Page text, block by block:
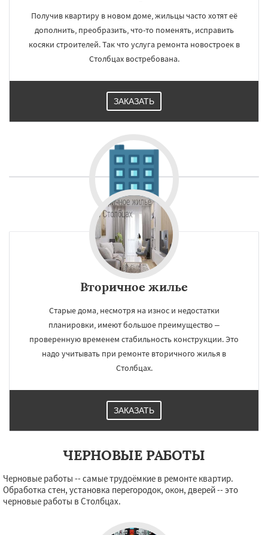
Работаем по
регионам
×
Получив квартиру в новом доме, жильцы часто хотят её
дополнить, преобразить, что-то поменять, исправить
косяки строителей. Так что услуга ремонта новостроек в
Столбцах востребована.
ЗАКАЗАТЬ
Вторичное жилье
Старые дома, несмотря на износ и недостатки
планировки, имеют большое преимущество –
проверенную временем стабильность конструкции. Это
надо учитывать при ремонте вторичного жилья в
Столбцах.
ЗАКАЗАТЬ
ЧЕРНОВЫЕ РАБОТЫ
Черновые работы -- самые трудоёмкие в ремонте квартир.
Обработка стен, установка перегородок, окон, дверей -- это
черновые работы в Столбцах.
УЗНАТЬ ПОДРОБНЕЕ ×